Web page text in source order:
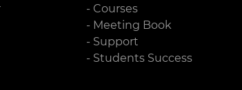
- Courses
- Meeting Book
- Support
- Students Success